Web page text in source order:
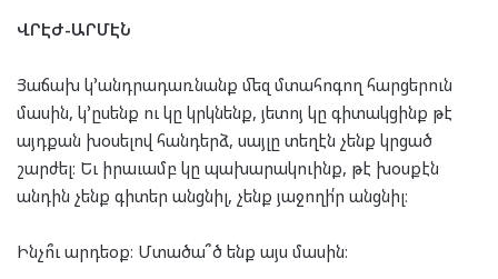
ՎՐԷԺ-ԱՐՄԷՆ
Յաճախ կ՚անդրադառնանք մեզ մտահոգող հարցերուն
մասին, կ՚ըսենք ու կը կրկնենք, յետոյ կը գիտակցինք թէ
այդքան խօսելով հանդերձ, սայլը տեղէն չենք կրցած
շարժել։ Եւ իրաւամբ կը պախարակուինք, թէ խօսքէն
անդին չենք գիտեր անցնիլ, չենք յաջողի՛ր անցնիլ։
Ինչո՞ւ արդեօք։ Մտածա՞ծ ենք այս մասին։